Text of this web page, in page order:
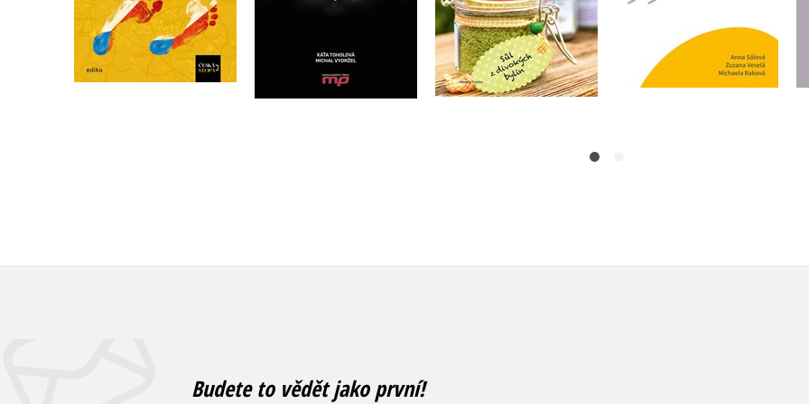
Do košíku
369 Kč
295 Kč
Do košíku
319 Kč Do košíku
Do košíku
499 Kč
399 Kč
Budete to vědět jako první!